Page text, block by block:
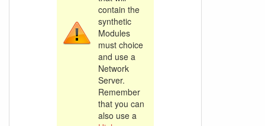
contain the
synthetic
Modules
must choice
and use a
Network
Server.
Remember
that you can
also use a